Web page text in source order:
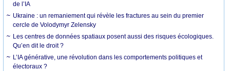
de l’IA
Ukraine : un remaniement qui révèle les fractures au sein du premier
cercle de Volodymyr Zelensky
Les centres de données spatiaux posent aussi des risques écologiques.
Qu’en dit le droit ?
L’IA générative, une révolution dans les comportements politiques et
électoraux ?